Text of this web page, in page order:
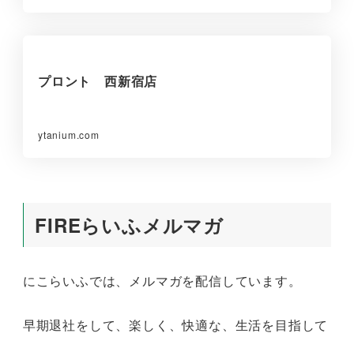
プロント 西新宿店
ytanium.com
FIREらいふメルマガ
にこらいふでは、メルマガを配信しています。
早期退社をして、楽しく、快適な、生活を目指して